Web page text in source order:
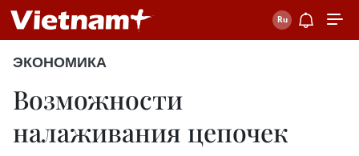
ЭКОНОМИКА
Возможности
налаживания цепочек